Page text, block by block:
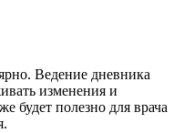
Ведение дневника
изменения и
будет полезно для врача